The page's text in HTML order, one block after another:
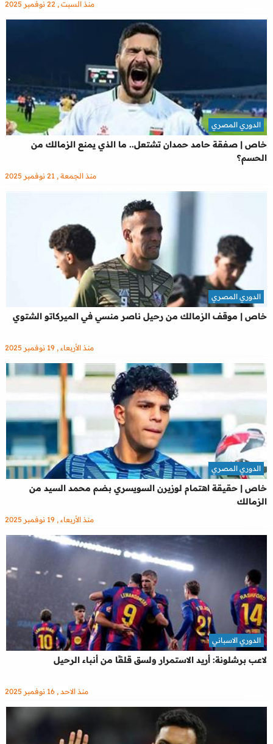
منذ السبت , 22 نوفمبر 2025
خاص | صفقة حامد حمدان تشتعل.. ما الذي يمنع الزمالك من
الحسم؟
الدوري المصري
منذ الجمعة , 21 نوفمبر 2025
خاص | موقف الزمالك من رحيل ناصر منسي في الميركاتو الشتوي
الدوري المصري
منذ الأربعاء , 19 نوفمبر 2025
خاص | حقيقة اهتمام لوزيرن السويسري بضم محمد السيد من
الزمالك
الدوري المصري
منذ الأربعاء , 19 نوفمبر 2025
لاعب برشلونة: أريد الاستمرار ولسق قلقًا من أنباء الرحيل
الدوري الاسباني
منذ الاحد , 16 نوفمبر 2025